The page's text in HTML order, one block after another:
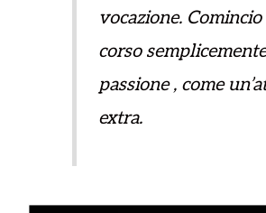
vocazione.
corso
passione , come
extra.